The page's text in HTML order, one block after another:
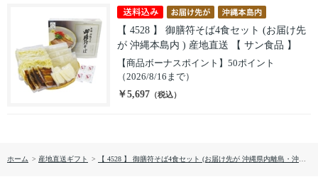
【 4528 】 御膳符そば4食セット (お届け先
が 沖縄本島内 ) 産地直送 【 サン食品 】
【商品ボーナスポイント】50ポイント
（2026/8/16まで）
￥5,697 （税込）
ホーム > 産地直送ギフト > 【 4528 】 御膳符そば4食セット (お届け先が 沖縄県内離島・沖縄県外 ) 産地直送 【 サン食品 】